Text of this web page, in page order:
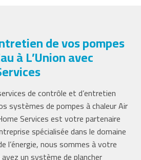
de vos pompes
à L’Union avec
de contrôle et d’entretien
systèmes de pompes à chaleur Air
Services est votre partenaire
spécialisée dans le domaine
l’énergie, nous sommes à votre
un système de plancher